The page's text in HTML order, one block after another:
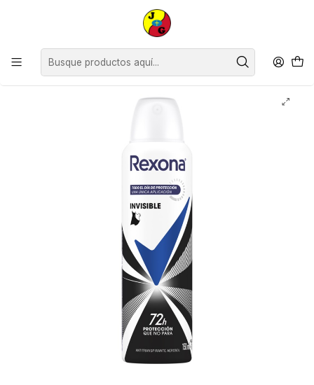
Disponible sólo Retiro en Tienda Osorno.
Perfumería
Desodorante Antitranspirante Rexona Woman Invisible ( 3 x 150 ML )